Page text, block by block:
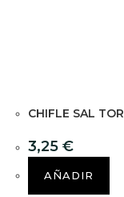
CHIFLE SAL
3,25 €
AÑADIR